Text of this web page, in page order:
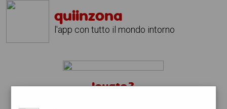
quiinzona
l'app con tutto il mondo intorno
levate?